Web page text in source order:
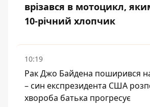
врізався в мотоцикл,
10-річний хлопчик
10:19
Рак Джо Байдена поширився на
– син експрезидента США
хвороба батька прогресує